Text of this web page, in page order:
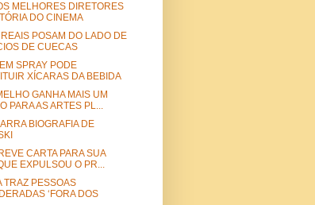
MELHORES DIRETORES
DO CINEMA
POSAM DO LADO DE
DE CUECAS
SPRAY PODE
XÍCARAS DA BEBIDA
GANHA MAIS UM
PARA AS ARTES PL...
BIOGRAFIA DE
CARTA PARA SUA
EXPULSOU O PR...
TRAZ PESSOAS
‘FORA DOS